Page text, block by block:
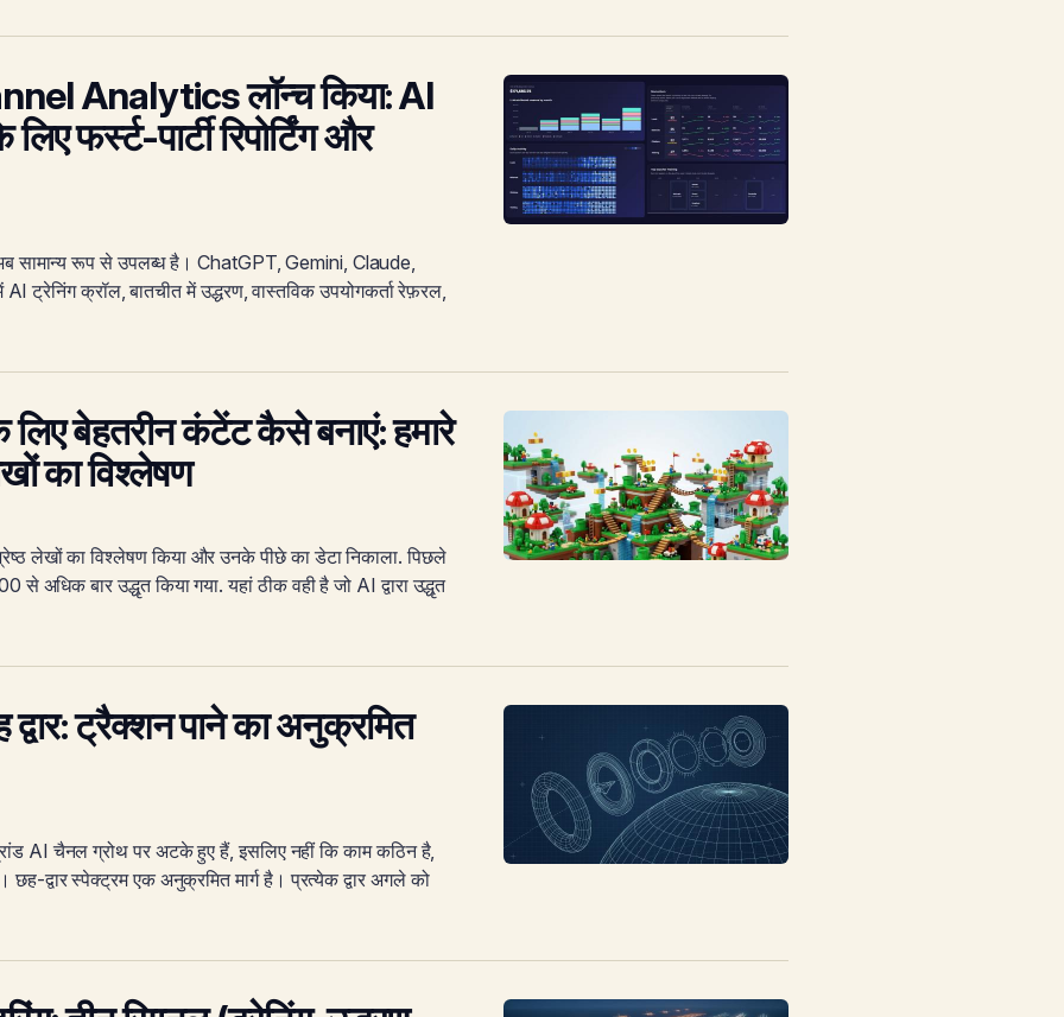
Analytics लॉन्च किया: AI
फर्स्ट-पार्टी रिपोर्टिंग और
रूप से उपलब्ध है। ChatGPT, Gemini, Claude,
ट्रेनिंग क्रॉल, बातचीत में उद्धरण, वास्तविक उपयोगकर्ता रेफ़रल,
बेहतरीन कंटेंट कैसे बनाएं: हमारे
का विश्लेषण
लेखों का विश्लेषण किया और उनके पीछे का डेटा निकाला. पिछले
अधिक बार उद्धृत किया गया. यहां ठीक वही है जो AI द्वारा उद्धृत
ट्रैक्शन पाने का अनुक्रमित
AI चैनल ग्रोथ पर अटके हुए हैं, इसलिए नहीं कि काम कठिन है,
द्वार स्पेक्ट्रम एक अनुक्रमित मार्ग है। प्रत्येक द्वार अगले को